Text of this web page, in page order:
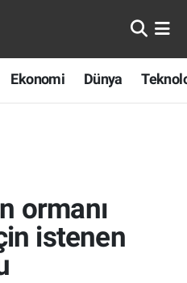
Ekonomi Dünya
ormanı
istenen
ve Fikstür